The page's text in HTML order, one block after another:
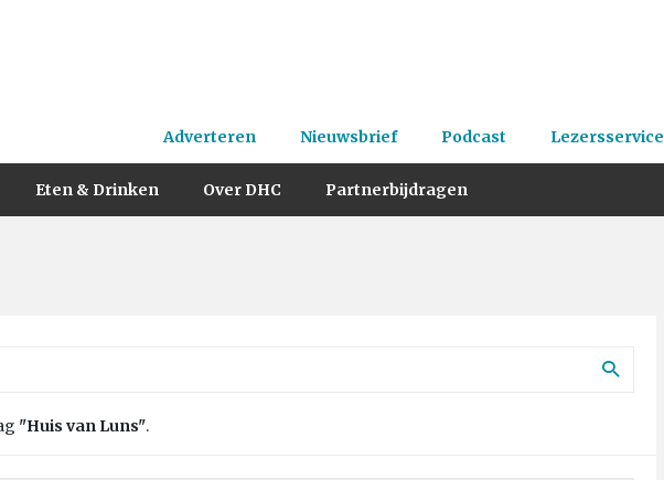
Adverteren Nieuwsbrief Podcast Lezersservice
Eten & Drinken Over DHC Partnerbijdragen
"Huis van Luns".